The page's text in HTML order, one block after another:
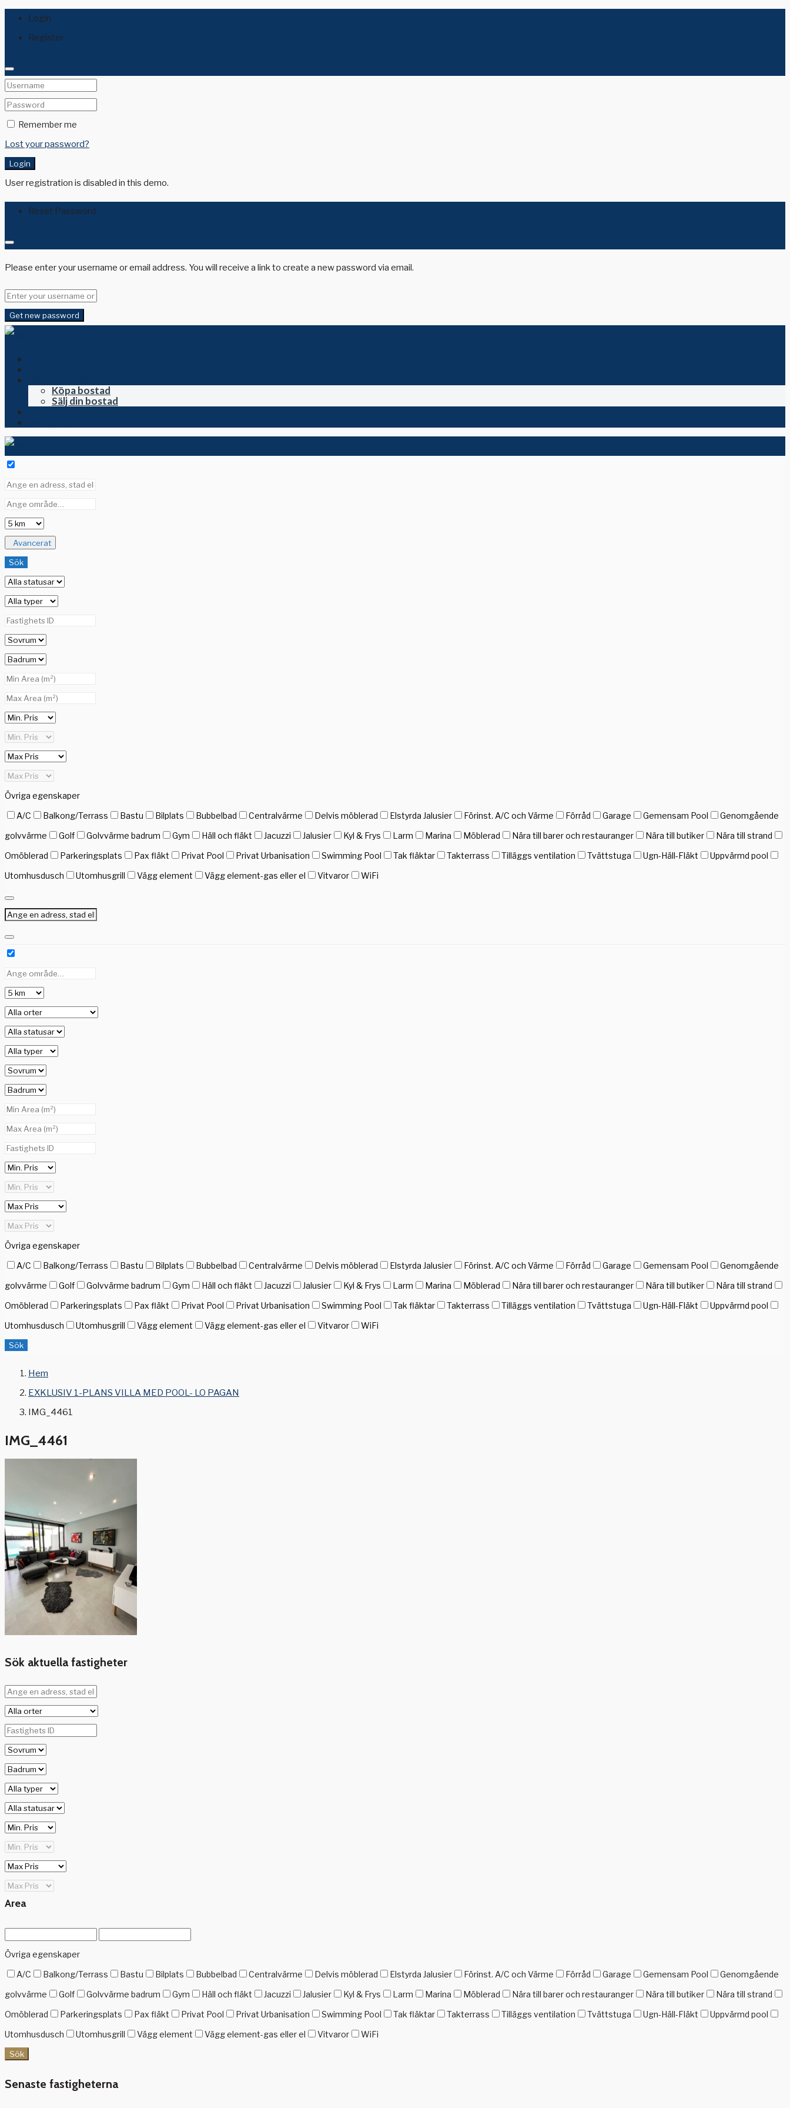
Login
Register
Remember me
Lost your password?
Login
User registration is disabled in this demo.
Reset Password
Please enter your username or email address. You will receive a link to create a new password via email.
Get new password
Köpa bostad
Sälj din bostad
Avancerat
Sök
Övriga egenskaper
A/C
Balkong/Terrass Bastu Bilplats Bubbelbad Centralvärme Delvis möblerad Elstyrda Jalusier Förinst. A/C och Värme Förråd Garage Gemensam Pool
Genomgående
golvvärme
Golf Golvvärme badrum Gym Häll och fläkt Jacuzzi Jalusier Kyl & Frys Larm Marina Möblerad Nära till barer och restauranger Nära till butiker
Nära till strand
Omöblerad
Parkeringsplats Pax fläkt Privat Pool Privat Urbanisation Swimming Pool Tak fläktar Takterrass Tilläggs ventilation Tvättstuga Ugn-Häll-Fläkt
Uppvärmd pool
Utomhusdusch
Utomhusgrill Vägg element Vägg element-gas eller el Vitvaror WiFi
Övriga egenskaper
A/C
Balkong/Terrass Bastu Bilplats Bubbelbad Centralvärme Delvis möblerad Elstyrda Jalusier Förinst. A/C och Värme Förråd Garage Gemensam Pool
Genomgående
golvvärme
Golf Golvvärme badrum Gym Häll och fläkt Jacuzzi Jalusier Kyl & Frys Larm Marina Möblerad Nära till barer och restauranger Nära till butiker
Nära till strand
Omöblerad
Parkeringsplats Pax fläkt Privat Pool Privat Urbanisation Swimming Pool Tak fläktar Takterrass Tilläggs ventilation Tvättstuga Ugn-Häll-Fläkt
Uppvärmd pool
Utomhusdusch
Utomhusgrill Vägg element Vägg element-gas eller el Vitvaror WiFi
Sök
Hem
EXKLUSIV 1-PLANS VILLA MED POOL- LO PAGAN
IMG_4461
IMG_4461
Sök aktuella fastigheter
Area
Övriga egenskaper
A/C
Balkong/Terrass Bastu Bilplats Bubbelbad Centralvärme Delvis möblerad Elstyrda Jalusier Förinst. A/C och Värme Förråd Garage Gemensam Pool
Genomgående
golvvärme
Golf Golvvärme badrum Gym Häll och fläkt Jacuzzi Jalusier Kyl & Frys Larm Marina Möblerad Nära till barer och restauranger Nära till butiker
Nära till strand
Omöblerad
Parkeringsplats Pax fläkt Privat Pool Privat Urbanisation Swimming Pool Tak fläktar Takterrass Tilläggs ventilation Tvättstuga Ugn-Häll-Fläkt
Uppvärmd pool
Utomhusdusch
Utomhusgrill Vägg element Vägg element-gas eller el Vitvaror WiFi
Sök
Senaste fastigheterna